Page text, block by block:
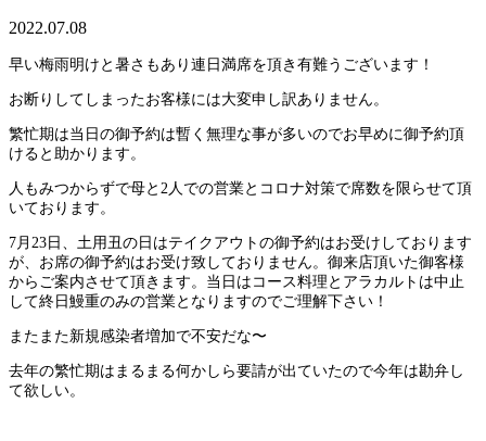
2022.07.08
早い梅雨明けと暑さもあり連日満席を頂き有難うございます！
お断りしてしまったお客様には大変申し訳ありません。
繁忙期は当日の御予約は暫く無理な事が多いのでお早めに御予約頂
けると助かります。
人もみつからずで母と2人での営業とコロナ対策で席数を限らせて頂
いております。
7月23日、土用丑の日はテイクアウトの御予約はお受けしております
が、お席の御予約はお受け致しておりません。御来店頂いた御客様
からご案内させて頂きます。当日はコース料理とアラカルトは中止
して終日鰻重のみの営業となりますのでご理解下さい！
またまた新規感染者増加で不安だな〜
去年の繁忙期はまるまる何かしら要請が出ていたので今年は勘弁し
て欲しい。